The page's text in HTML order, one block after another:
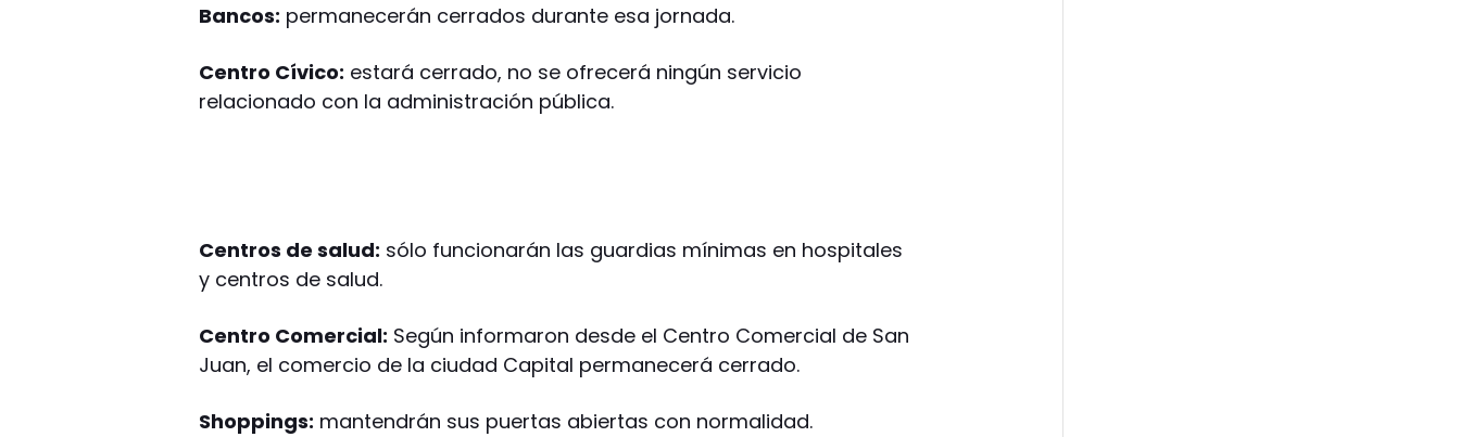
Bancos: permanecerán cerrados durante esa jornada.
Centro Cívico: estará cerrado, no se ofrecerá ningún servicio
relacionado con la administración pública.
Centros de salud: sólo funcionarán las guardias mínimas en hospitales
y centros de salud.
Centro Comercial: Según informaron desde el Centro Comercial de San
Juan, el comercio de la ciudad Capital permanecerá cerrado.
Shoppings: mantendrán sus puertas abiertas con normalidad.